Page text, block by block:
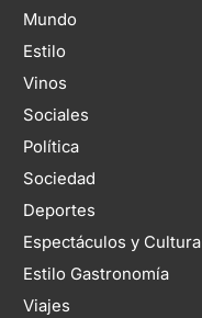
Mundo
Estilo
Vinos
Sociales
Política
Sociedad
Deportes
Espectáculos y Cultura
Estilo Gastronomía
Viajes